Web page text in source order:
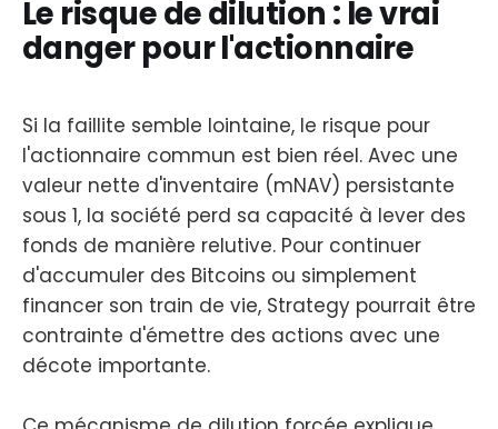
Le risque de dilution : le vrai
danger pour l'actionnaire
Si la faillite semble lointaine, le risque pour
l'actionnaire commun est bien réel. Avec une
valeur nette d'inventaire (mNAV) persistante
sous 1, la société perd sa capacité à lever des
fonds de manière relutive. Pour continuer
d'accumuler des Bitcoins ou simplement
financer son train de vie, Strategy pourrait être
contrainte d'émettre des actions avec une
décote importante.